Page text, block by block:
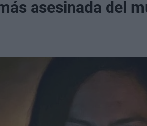
asesinada del